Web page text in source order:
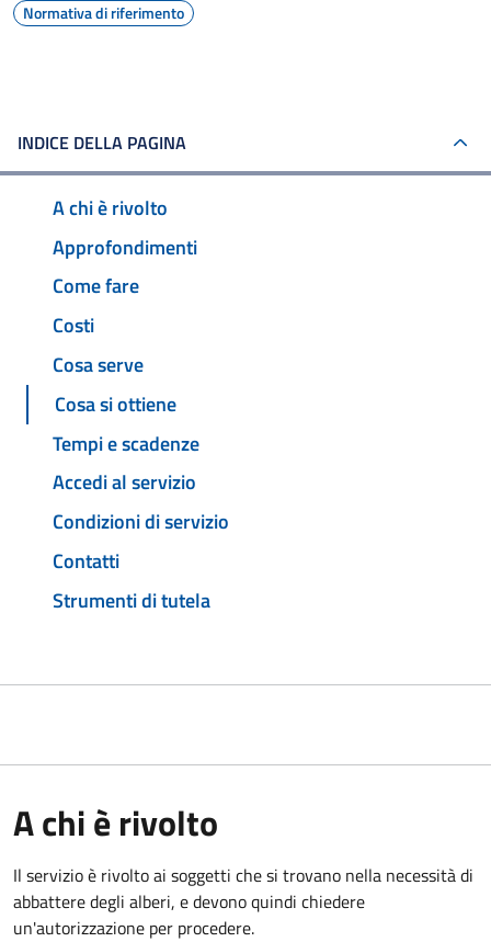
Normativa di riferimento
INDICE DELLA PAGINA
A chi è rivolto
Approfondimenti
Come fare
Costi
Cosa serve
Cosa si ottiene
Tempi e scadenze
Accedi al servizio
Condizioni di servizio
Contatti
Strumenti di tutela
A chi è rivolto
Il servizio è rivolto ai soggetti che si trovano nella necessità di
abbattere degli alberi, e devono quindi chiedere
un'autorizzazione per procedere.